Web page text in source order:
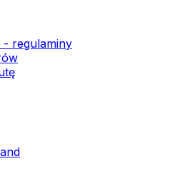
regulaminy